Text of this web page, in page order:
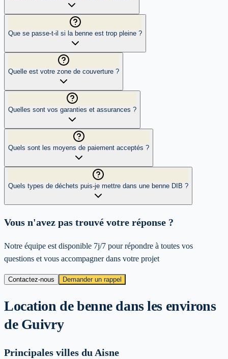
Que se passe-t-il si la benne est trop pleine ?
Quelle est votre zone de couverture ?
Quelles sont vos garanties et assurances ?
Quels sont les moyens de paiement acceptés ?
Quels types de déchets puis-je mettre dans une benne DIB ?
Vous n'avez pas trouvé votre réponse ?
Notre équipe est disponible 7j/7 pour répondre à toutes vos
questions et vous accompagner dans votre projet
Contactez-nous Demander un rappel
Location de benne dans les environs
de Guivry
Principales villes du Aisne